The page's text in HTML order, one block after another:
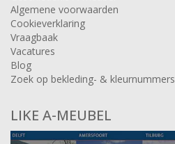
Algemene voorwaarden
Cookieverklaring
Vraagbaak
Vacatures
Blog
Zoek op bekleding- & kleurnummers
LIKE A-MEUBEL